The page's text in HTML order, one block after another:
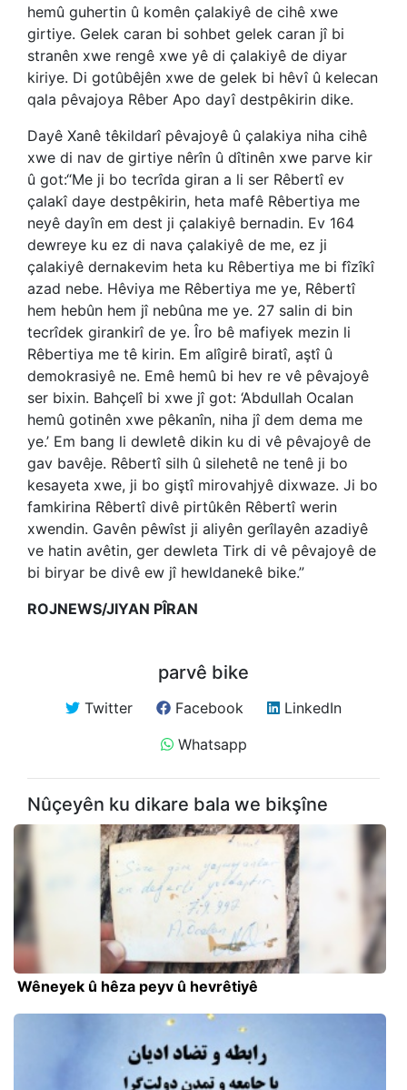
hemû guhertin û komên çalakiyê de cihê xwe
girtiye. Gelek caran bi sohbet gelek caran jî bi
stranên xwe rengê xwe yê di çalakiyê de diyar
kiriye. Di gotûbêjên xwe de gelek bi hêvî û kelecan
qala pêvajoya Rêber Apo dayî destpêkirin dike.
Dayê Xanê têkildarî pêvajoyê û çalakiya niha cihê
xwe di nav de girtiye nêrîn û dîtinên xwe parve kir
û got:“Me ji bo tecrîda giran a li ser Rêbertî ev
çalakî daye destpêkirin, heta mafê Rêbertiya me
neyê dayîn em dest ji çalakiyê bernadin. Ev 164
dewreye ku ez di nava çalakiyê de me, ez ji
çalakiyê dernakevim heta ku Rêbertiya me bi fîzîkî
azad nebe. Hêviya me Rêbertiya me ye, Rêbertî
hem hebûn hem jî nebûna me ye. 27 salin di bin
tecrîdek girankirî de ye. Îro bê mafiyek mezin li
Rêbertiya me tê kirin. Em alîgirê biratî, aştî û
demokrasiyê ne. Emê hemû bi hev re vê pêvajoyê
ser bixin. Bahçelî bi xwe jî got: ‘Abdullah Ocalan
hemû gotinên xwe pêkanîn, niha jî dem dema me
ye.’ Em bang li dewletê dikin ku di vê pêvajoyê de
gav bavêje. Rêbertî silh û silehetê ne tenê ji bo
kesayeta xwe, ji bo giştî mirovahjyê dixwaze. Ji bo
famkirina Rêbertî divê pirtûkên Rêbertî werin
xwendin. Gavên pêwîst ji aliyên gerîlayên azadiyê
ve hatin avêtin, ger dewleta Tirk di vê pêvajoyê de
bi biryar be divê ew jî hewldanekê bike.”
ROJNEWS/JIYAN PÎRAN
parvê bike
Twitter Facebook
LinkedIn
Whatsapp
Nûçeyên ku dikare bala we bikşîne
Wêneyek û hêza peyv û hevrêtiyê